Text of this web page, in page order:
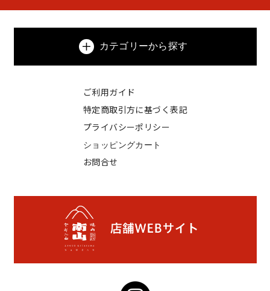
カテゴリーから探す
ご利用ガイド
特定商取引方に基づく表記
プライバシーポリシー
ショッピングカート
お問合せ